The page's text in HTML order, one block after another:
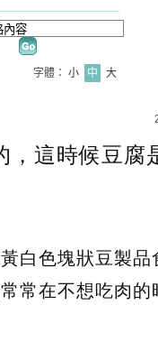
字體： 小 中 大
這時候豆腐
白色塊狀豆製
常在不想吃肉